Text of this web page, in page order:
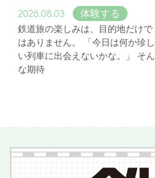
2026.08.03 体験する
鉄道旅の楽しみは、目的地だけで
はありません。 「今日は何か珍し
い列車に出会えないかな。」 そん
な期待